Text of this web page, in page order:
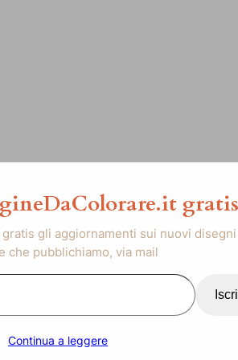
gratis
gli aggiornamenti sui nuovi disegni
che pubblichiamo, via mail
Continua a leggere